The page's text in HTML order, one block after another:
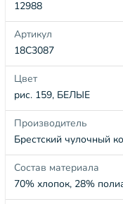
12988
Артикул
18С3087
Цвет
рис. 159, БЕЛЫЕ
Производитель
Брестский чулочный
Состав материала
70% хлопок, 28%